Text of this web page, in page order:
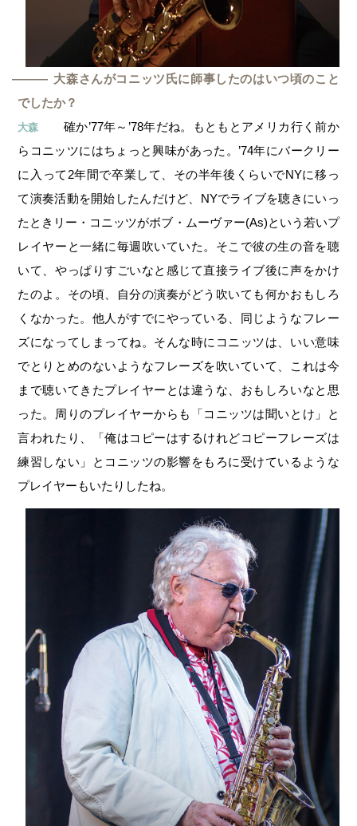
― 大森さんがコニッツ氏に師事したのはいつ頃のこと
でしたか？
大森
確か’77年～’78年だね。もともとアメリカ行く前か
らコニッツにはちょっと興味があった。’74年にバークリー
に入って2年間で卒業して、その半年後くらいでNYに移っ
て演奏活動を開始したんだけど、NYでライブを聴きにいっ
たときリー・コニッツがボブ・ムーヴァー(As)という若いプ
レイヤーと一緒に毎週吹いていた。そこで彼の生の音を聴
いて、やっぱりすごいなと感じて直接ライブ後に声をかけ
たのよ。その頃、自分の演奏がどう吹いても何かおもしろ
くなかった。他人がすでにやっている、同じようなフレー
ズになってしまってね。そんな時にコニッツは、いい意味
でとりとめのないようなフレーズを吹いていて、これは今
まで聴いてきたプレイヤーとは違うな、おもしろいなと思
った。周りのプレイヤーからも「コニッツは聞いとけ」と
言われたり、「俺はコピーはするけれどコピーフレーズは
練習しない」とコニッツの影響をもろに受けているような
プレイヤーもいたりしたね。